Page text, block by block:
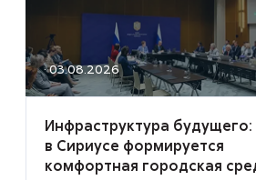
· 03.08.2026
Инфраструктура будущего:
в Сириусе формируется
комфортная городская